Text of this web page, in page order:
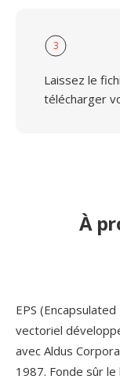
3
Laissez le
télécharger
À
EPS
vectoriel
avec Aldus
1987. Fonde sûr